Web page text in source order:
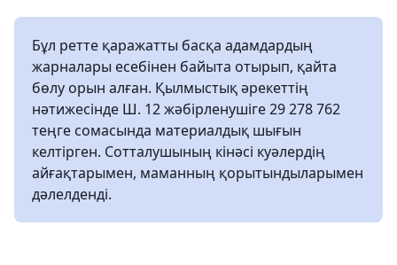
Бұл ретте қаражатты басқа адамдардың
жарналары есебінен байыта отырып, қайта
бөлу орын алған. Қылмыстық әрекеттің
нәтижесінде Ш. 12 жәбірленушіге 29 278 762
теңге сомасында материалдық шығын
келтірген. Сотталушының кінәсі куәлердің
айғақтарымен, маманның қорытындыларымен
дәлелденді.